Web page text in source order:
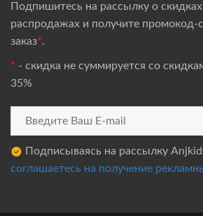
Подпишитесь на рассылку о
распродажах и получите промокод-
заказ*.
* - скидка не суммируется со
35%
Подписываясь на рассылку
соглашаетесь на получение